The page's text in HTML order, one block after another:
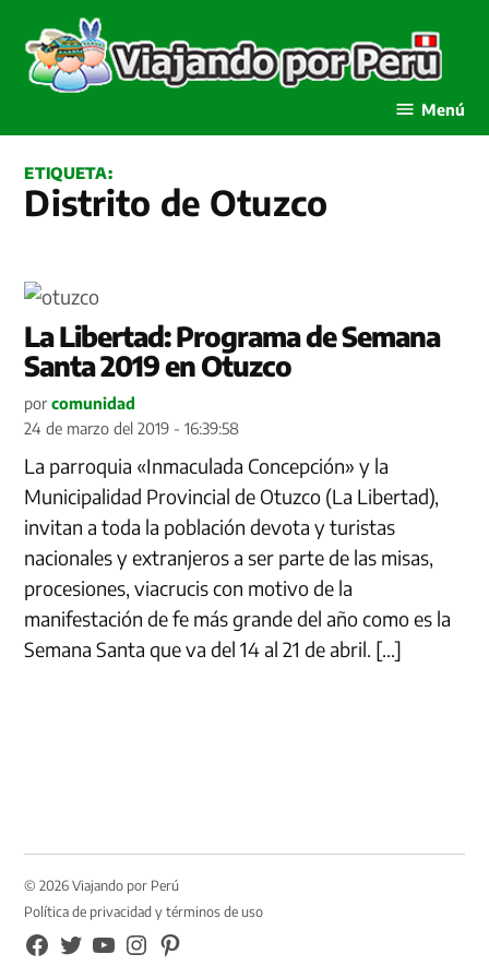
contenido
Menú
ETIQUETA:
Distrito de Otuzco
La Libertad: Programa de Semana
Santa 2019 en Otuzco
por comunidad
24 de marzo del 2019 - 16:39:58
La parroquia «Inmaculada Concepción» y la
Municipalidad Provincial de Otuzco (La Libertad),
invitan a toda la población devota y turistas
nacionales y extranjeros a ser parte de las misas,
procesiones, viacrucis con motivo de la
manifestación de fe más grande del año como es la
Semana Santa que va del 14 al 21 de abril. […]
© 2026 Viajando por Perú
Política de privacidad y términos de uso
FB
TW YouTubeInstagramPinterest